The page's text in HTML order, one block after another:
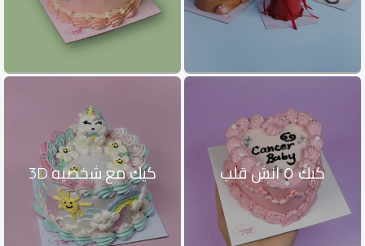
كيك ٥ انش قلب كيك مع شخصيه 3D